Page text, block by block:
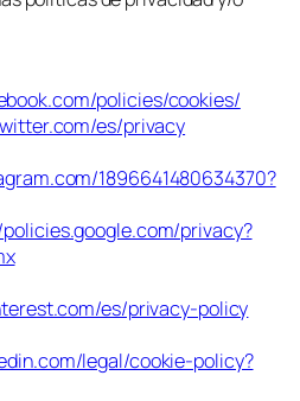
policies/cookies/
es/privacy
1896641480634370?
privacy?
es/privacy-policy
legal/cookie-policy?